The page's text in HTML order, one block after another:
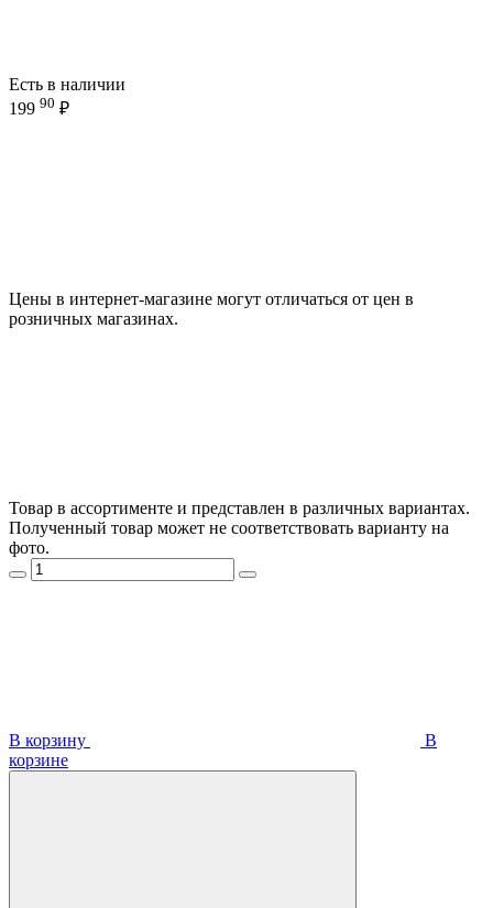
Есть в наличии
199 90 ₽
Цены в интернет-магазине могут отличаться от цен в
розничных магазинах.
Товар в ассортименте и представлен в различных вариантах.
Полученный товар может не соответствовать варианту на
фото.
В корзину
В
корзинe